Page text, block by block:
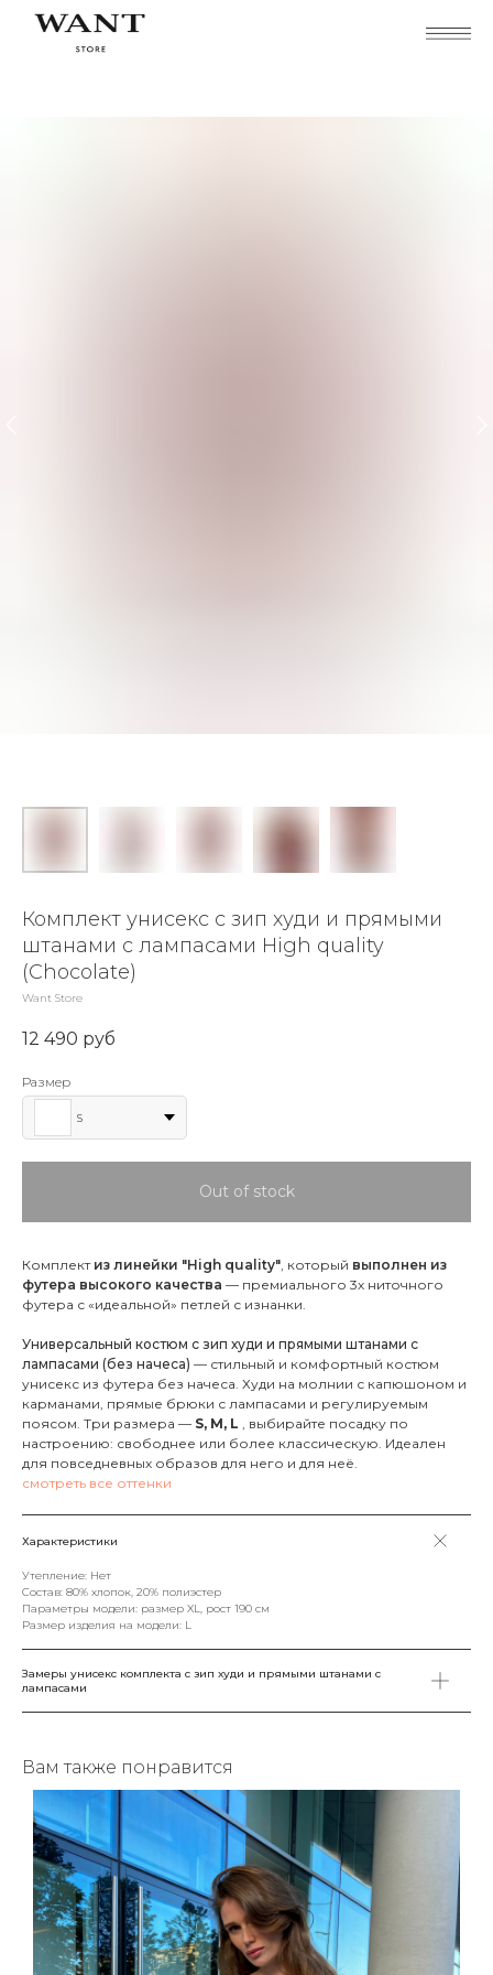
Комплект унисекс с зип худи и прямыми
штанами с лампасами High quality
(Chocolate)
Want Store
12 490 руб
Размер
S
Out of stock
Комплект из линейки "High quality", который выполнен из
футера высокого качества — премиального 3х ниточного
футера с «идеальной» петлей с изнанки.
Универсальный костюм с зип худи и прямыми штанами с
лампасами (без начеса) — стильный и комфортный костюм
унисекс из футера без начеса. Худи на молнии с капюшоном и
карманами, прямые брюки с лампасами и регулируемым
поясом. Три размера — S, M, L , выбирайте посадку по
настроению: свободнее или более классическую. Идеален
для повседневных образов для него и для неё.
смотреть все оттенки
Характеристики
Утепление: Нет
Состав: 80% хлопок, 20% полиэстер
Параметры модели: размер XL, рост 190 см
Размер изделия на модели: L
Замеры унисекс комплекта с зип худи и прямыми штанами с
лампасами
Вам также понравится